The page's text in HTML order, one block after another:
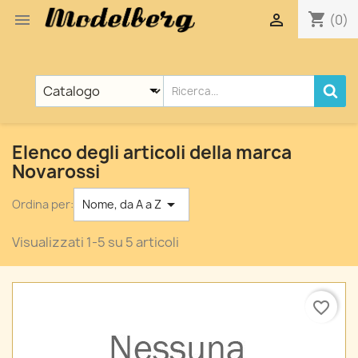
 shopping_cart (0)

Elenco degli articoli della marca
Novarossi
Ordina per: Nome, da A a Z 
Visualizzati 1-5 su 5 articoli
favorite_border